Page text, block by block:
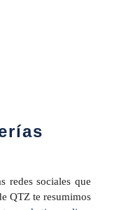
redes sociales que
QTZ te resumimos